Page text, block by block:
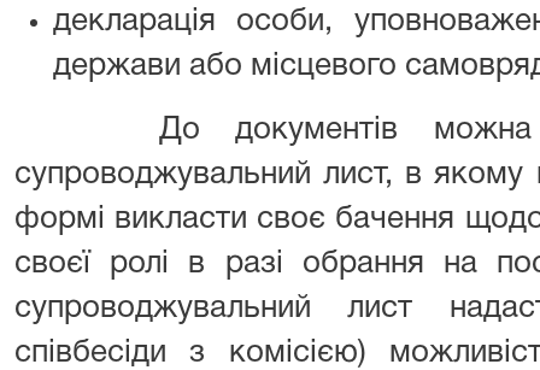
декларація особи,
держави або місцевого
До документів можна
супроводжувальний лист, в якому
формі викласти своє бачення
своєї ролі в разі обрання на
супроводжувальний лист
співбесіди з комісією)